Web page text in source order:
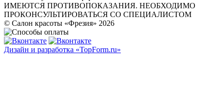
ИМЕЮТСЯ ПРОТИВОПОКАЗАНИЯ. НЕОБХОДИМО
ПРОКОНСУЛЬТИРОВАТЬСЯ СО СПЕЦИАЛИСТОМ
© Салон красоты «Фрезия» 2026
Дизайн и разработка «TopForm.ru»